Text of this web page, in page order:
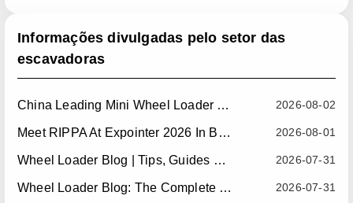
Informações divulgadas pelo setor das
escavadoras
2026-08-02
China Leading Mini Wheel Loader Supplier: Reliable Compact Wheel Loaders For Global Markets
2026-08-01
Meet RIPPA At Expointer 2026 In Brazil
2026-07-31
Wheel Loader Blog | Tips, Guides & Attachments
2026-07-31
Wheel Loader Blog: The Complete Guide To Wheel Loaders For Construction, Agriculture, And Material Handling